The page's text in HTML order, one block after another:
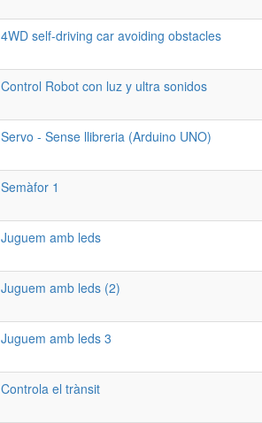
4WD self-driving car avoiding obstacles
Control Robot con luz y ultra sonidos
Servo - Sense llibreria (Arduino UNO)
Semàfor 1
Juguem amb leds
Juguem amb leds (2)
Juguem amb leds 3
Controla el trànsit